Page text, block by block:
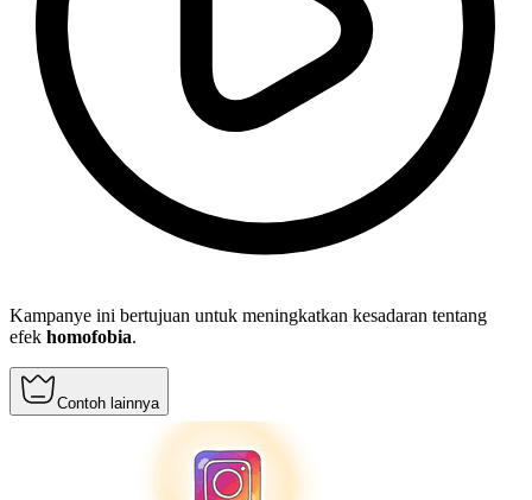
Kampanye ini bertujuan untuk meningkatkan kesadaran tentang
efek homofobia.
Contoh lainnya